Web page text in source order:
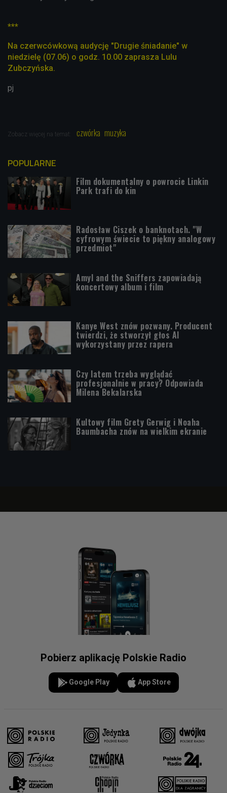
***
Na czerwcówkową audycję "Drugie śniadanie" w
niedzielę (07.06) o godz. 10.00 zaprasza Lulu
Zubczyńska.
pj
Zobacz więcej na temat: czwórka muzyka
POPULARNE
Film dokumentalny o powrocie Linkin
Park trafi do kin
Radosław Ciszek o banknotach. "W
cyfrowym świecie to piękny analogowy
przedmiot"
Amyl and the Sniffers zapowiadają
koncertowy album i film
Kanye West znów pozwany. Producent
twierdzi, że stworzył głos AI
wykorzystany przez rapera
Czy latem trzeba wyglądać
profesjonalnie w pracy? Odpowiada
Milena Bekalarska
Kultowy film Grety Gerwig i Noaha
Baumbacha znów na wielkim ekranie
Pobierz aplikację Polskie Radio
Google Play App Store